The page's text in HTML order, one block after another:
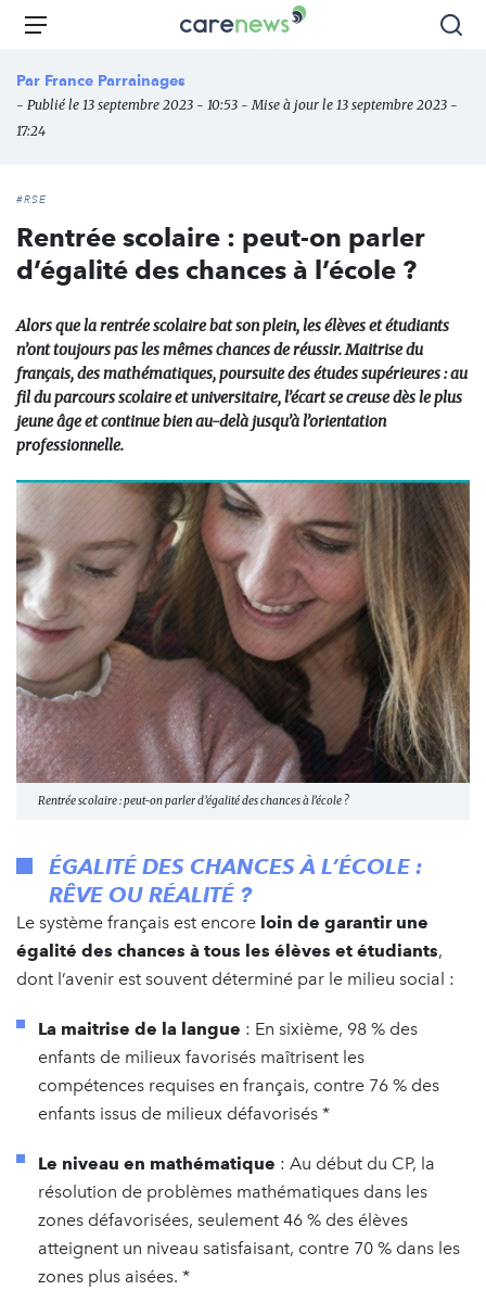
Aller
principal
Carenews,
des
Menu
Par France Parrainages
- Publié le 13 septembre 2023 - 10:53 - Mise à jour le 13 septembre 2023 -
17:24
#RSE
Rentrée scolaire : peut-on parler
d’égalité des chances à l’école ?
Alors que la rentrée scolaire bat son plein, les élèves et étudiants
n’ont toujours pas les mêmes chances de réussir. Maitrise du
français, des mathématiques, poursuite des études supérieures : au
fil du parcours scolaire et universitaire, l’écart se creuse dès le plus
jeune âge et continue bien au-delà jusqu’à l’orientation
professionnelle.
Rentrée scolaire : peut-on parler d’égalité des chances à l’école ?
ÉGALITÉ DES CHANCES À L’ÉCOLE :
RÊVE OU RÉALITÉ ?
Le système français est encore loin de garantir une
égalité des chances à tous les élèves et étudiants,
dont l’avenir est souvent déterminé par le milieu social :
La maitrise de la langue : En sixième, 98 % des
enfants de milieux favorisés maîtrisent les
compétences requises en français, contre 76 % des
enfants issus de milieux défavorisés *
Le niveau en mathématique : Au début du CP, la
résolution de problèmes mathématiques dans les
zones défavorisées, seulement 46 % des élèves
atteignent un niveau satisfaisant, contre 70 % dans les
zones plus aisées. *